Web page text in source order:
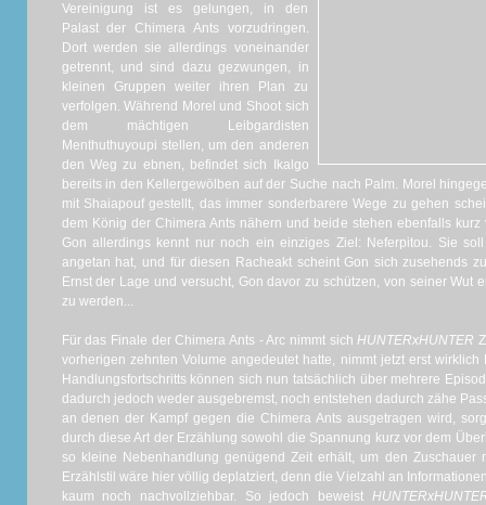
Vereinigung ist es gelungen, in den
Palast der Chimera Ants vorzudringen.
Dort werden sie allerdings voneinander
getrennt, und sind dazu gezwungen, in
kleinen Gruppen weiter ihren Plan zu
verfolgen. Während Morel und Shoot sich
dem mächtigen Leibgardisten
Menthuthuyoupi stellen, um den anderen
den Weg zu ebnen, befindet sich Ikalgo
bereits in den Kellergewölben auf der Suche nach Palm. Morel
mit Shaiapouf gestellt, das immer sonderbarere Wege zu gehen
dem König der Chimera Ants nähern und beide stehen ebenfalls
Gon allerdings kennt nur noch ein einziges Ziel: Neferpitou. Sie
angetan hat, und für diesen Racheakt scheint Gon sich zusehends
Ernst der Lage und versucht, Gon davor zu schützen, von seiner Wut
zu werden...
Für das Finale der Chimera Ants - Arc nimmt sichHUNTERxHUNTER
vorherigen zehnten Volume angedeutet hatte, nimmt jetzt erst
Handlungsfortschritts können sich nun tatsächlich über mehrere
dadurch jedoch weder ausgebremst, noch entstehen dadurch zähe
an denen der Kampf gegen die Chimera Ants ausgetragen wird,
durch diese Art der Erzählung sowohl die Spannung kurz vor dem
so kleine Nebenhandlung genügend Zeit erhält, um den Zuschauer
Erzählstil wäre hier völlig deplatziert, denn die Vielzahl an
kaum noch nachvollziehbar. So jedoch beweist